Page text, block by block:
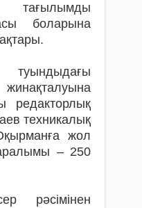
боларына
редакторлық
техникалық
жол
– 250
рәсімінен